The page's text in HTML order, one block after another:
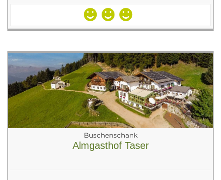
Buschenschank
Almgasthof Taser